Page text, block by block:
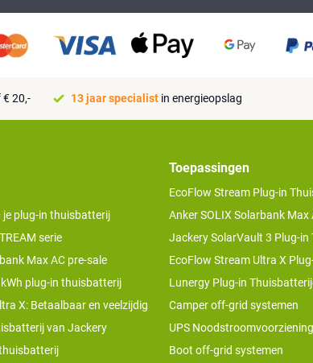
20,- 13 jaar specialist in energieopslag
plug-in thuisbatterij
serie
Max AC pre-sale
kWh plug-in thuisbatterij
X: Betaalbaar en veelzijdig
van Jackery
Toepassingen
EcoFlow Stream Plug-in
Anker SOLIX Solarbank
Jackery SolarVault 3 Plug-in
EcoFlow Stream Ultra X
Lunergy Plug-in
Camper off-grid systemen
UPS Noodstroomvoorziening
Boot off-grid systemen